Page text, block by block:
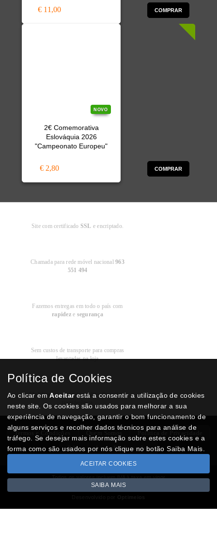
€ 11,00 COMPRAR
NOVO
2€ Comemorativa
Eslováquia 2026
"Campeonato Europeu"
€ 2,80 COMPRAR
Site com certificado SSL e encriptado.
Chamada para rede móvel nacional963
551 494
Fazemos entregas em todo o país com
rapideze segurança
Sem custos de transporte para compras
levantadas na loja
Modos dePagamento
Multibanco, cartão de crédito, Paypal ou
transferência
Termos e Condições Politica de Privacidade
RAL Livro Reclamações
Todos os valores incluem IVA à taxa em vigor
Copyright © NUMISMATICAJA.com 2026
Política de Cookies
Ao clicar emAceitarestá a consentir a utilização de cookies
neste site. Os cookies são usados para melhorar a sua
experiência de navegação, garantir o bom funcionamento de
alguns serviços e recolher dados técnicos para análise de
tráfego. Se desejar mais informação sobre estes cookies e a
forma como são usados por nós clique no botão Saiba Mais.
ACEITAR COOKIES
SAIBA MAIS